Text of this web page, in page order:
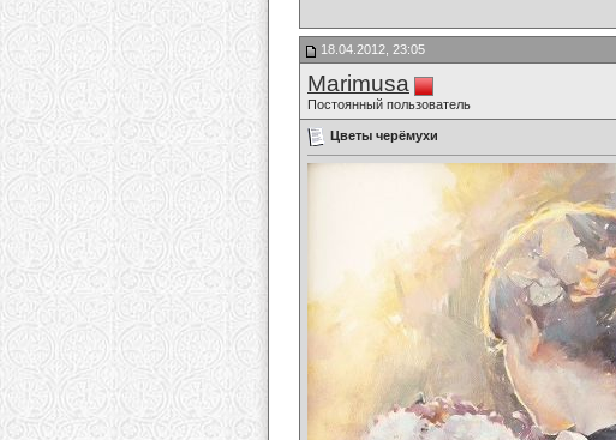
18.04.2012, 23:05
Marimusa
Постоянный пользователь
Цветы черёмухи